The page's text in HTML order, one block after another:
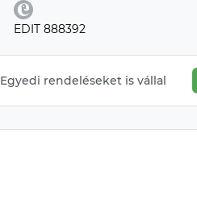
EDIT 888392
Egyedi rendeléseket is vállal